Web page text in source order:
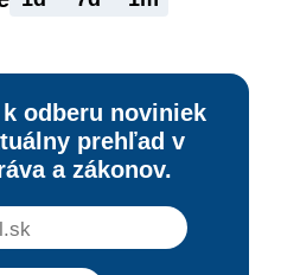
odberu noviniek
prehľad v
a zákonov.